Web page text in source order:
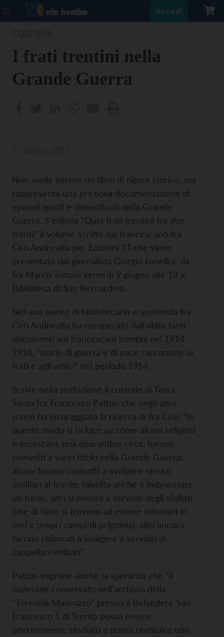
Accedi
I frati trentini nella
Grande Guerra
Non vuole essere un libro di rigore storico, ma
rappresenta una preziosa documentazione di
episodi ignoti e dimenticati della Grande
Guerra. S'intitola “Quei frati trentini tra due
fronti” il volume scritto dal francescano fra
Ciro Andreatta per Edizioni 31 che viene
presentato dal giornalista Giorgio Lunelli e da
fra Marco Tomasi venerdì 9 giugno alle 18 a
Biblioteca di San Bernardino.
Nel suo lavoro di bibliotecario e archivista fra
Ciro Andreatta ha recuperato dall'oblio tanti
documenti sui francescani trentini nel 1914-
1918, “storie di guerra e di pace raccontate ai
frati e agli amici” nel periodo 1914 .
Scrive nella prefazione il custode di Terra
Santa fra Francesco Patton che negli anni
scorsi ha incoraggiato la ricerca di fra Ciro: “In
questo modo si fa luce su come alcuni religiosi
francescani, una quarantina circa, furono
coinvolti a vario titolo nella Grande Guer­ra:
alcuni furono costretti a svolgere servizi
ausiliari al fronte, talvolta anche a imbracciare
un fucile, altri si misero a servizio degli sfollati
(che di fatto si trovano ad essere internati in
veri e propri campi di prigionia), altri ancora
furono chiamati a svolgere il servizio di
cappellani militari”.
Patton esprime anche la speranza che “il
materiale conservato nell’archivio della
“Toresela Madruzzo” presso il Belvedere San
Francesco 1 di Trento possa essere
ulteriormente studiato e possa restituire uno